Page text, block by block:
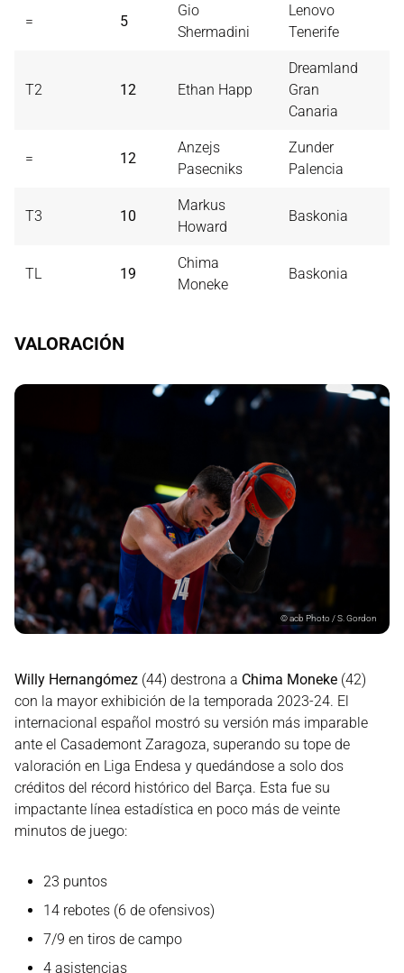
= 5
Gio
Shermadini
Lenovo
Tenerife
T2 12 Ethan Happ
Dreamland
Gran
Canaria
= 12
Anzejs
Pasecniks
Zunder
Palencia
T3 10
Markus
Howard
Baskonia
TL 19
Chima
Moneke
Baskonia
VALORACIÓN
©acb Photo / S. Gordon
Willy Hernangómez (44) destrona a Chima Moneke (42)
con la mayor exhibición de la temporada 2023-24. El
internacional español mostró su versión más imparable
ante el Casademont Zaragoza, superando su tope de
valoración en Liga Endesa y quedándose a solo dos
créditos del récord histórico del Barça. Esta fue su
impactante línea estadística en poco más de veinte
minutos de juego:
23 puntos
14 rebotes (6 de ofensivos)
7/9 en tiros de campo
4 asistencias